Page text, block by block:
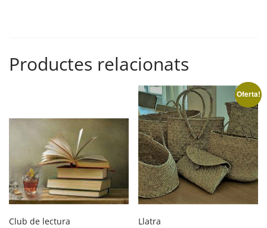
Productes relacionats
Club de lectura
Oferta!
Llatra